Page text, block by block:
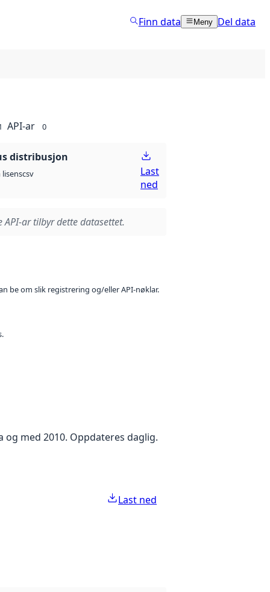
Finn data Meny Del data
API-ar 0
distribusjon
lisenscsv
Last
ned
API-ar tilbyr dette datasettet.
be om slik registrering og/eller API-nøklar.
med 2010. Oppdateres daglig.
Last ned